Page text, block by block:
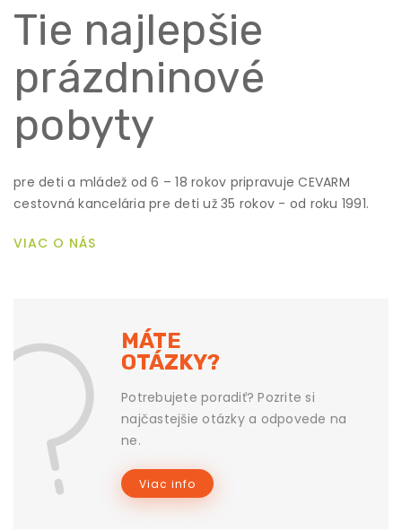
Tie najlepšie
prázdninové
pobyty
pre deti a mládež od 6 – 18 rokov pripravuje CEVARM
cestovná kancelária pre deti už 35 rokov - od roku 1991.
VIAC O NÁS
MÁTE
OTÁZKY?
Potrebujete poradiť? Pozrite si
najčastejšie otázky a odpovede na
ne.
Viac info